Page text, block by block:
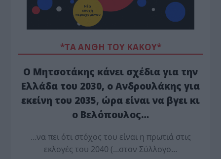
*ΤΑ ΆΝΘΗ ΤΟΥ ΚΑΚΟΎ*
Ο Μητσοτάκης κάνει σχέδια για την
Ελλάδα του 2030, ο Ανδρουλάκης για
εκείνη του 2035, ώρα είναι να βγει κι
ο Βελόπουλος…
…να πει ότι στόχος του είναι η πρωτιά στις
εκλογές του 2040 (…στον Σύλλογο…